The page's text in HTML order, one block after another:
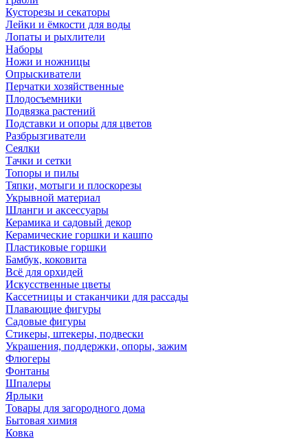
Кусторезы и секаторы
Лейки и ёмкости для воды
Лопаты и рыхлители
Наборы
Ножи и ножницы
Опрыскиватели
Перчатки хозяйственные
Плодосъемники
Подвязка растений
Подставки и опоры для цветов
Разбрызгиватели
Сеялки
Тачки и сетки
Топоры и пилы
Тяпки, мотыги и плоскорезы
Укрывной материал
Шланги и аксессуары
Керамика и садовый декор
Керамические горшки и кашпо
Пластиковые горшки
Бамбук, коковита
Всё для орхидей
Искусственные цветы
Кассетницы и стаканчики для рассады
Плавающие фигуры
Садовые фигуры
Стикеры, штекеры, подвески
Украшения, поддержки, опоры, зажим
Флюгеры
Фонтаны
Шпалеры
Ярлыки
Товары для загородного дома
Бытовая химия
Ковка